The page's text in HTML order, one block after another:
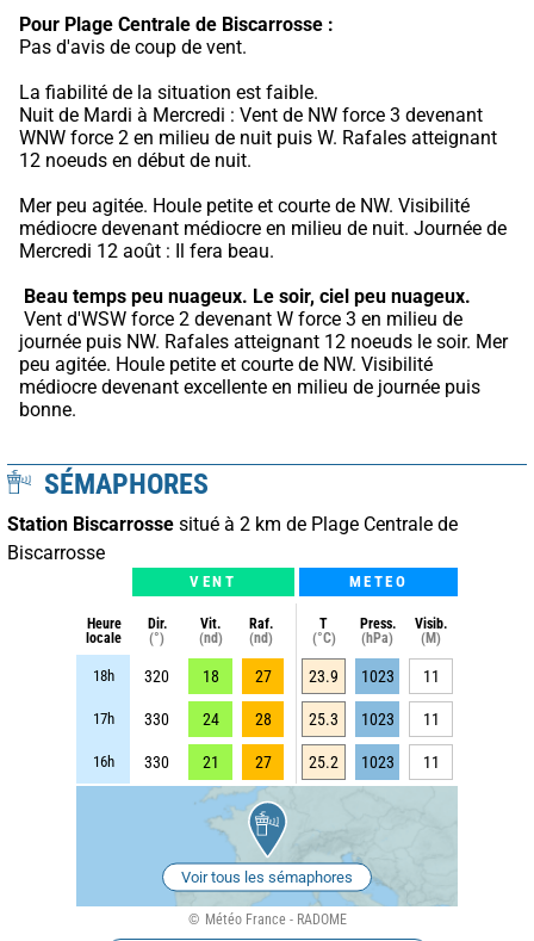
Pour Plage Centrale de Biscarrosse :
Pas d'avis de coup de vent.
La fiabilité de la situation est faible.
Nuit de Mardi à Mercredi : Vent de NW force 3 devenant
WNW force 2 en milieu de nuit puis W. Rafales atteignant
12 noeuds en début de nuit.
Mer peu agitée. Houle petite et courte de NW. Visibilité
médiocre devenant médiocre en milieu de nuit. Journée de
Mercredi 12 août : Il fera beau.
Beau temps peu nuageux. Le soir, ciel peu nuageux.
journée puis NW. Rafales atteignant 12 noeuds le soir. Mer
peu agitée. Houle petite et courte de NW. Visibilité
médiocre devenant excellente en milieu de journée puis
bonne.
SÉMAPHORES
Station Biscarrosse situé à 2 km de Plage Centrale de
Biscarrosse
VENT METEO
Heure
locale
Dir.
(°)
Vit.
(nd)
Raf.
(nd)
T
(°C)
Press.
(hPa)
Visib.
(M)
18h 320 18 27 23.9 1023 11
17h 330 24 28 25.3 1023 11
16h 330 21 27 25.2 1023 11
Voir tous les sémaphores
Météo France - RADOME